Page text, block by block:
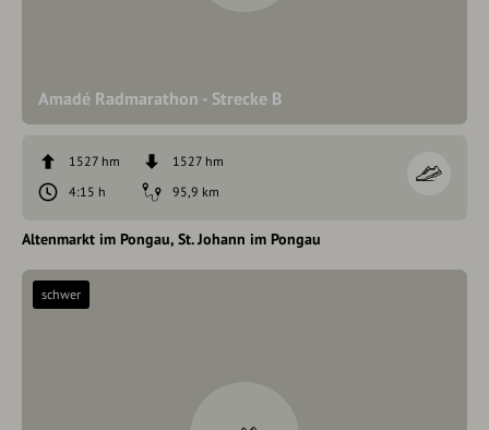
Amadé Radmarathon - Strecke B
1527 hm
1527 hm
4:15 h
95,9 km
Altenmarkt im Pongau St. Johann im Pongau
schwer